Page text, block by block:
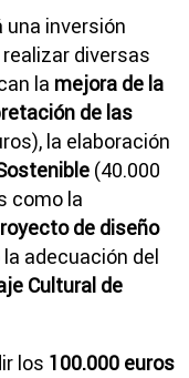
inversión
realizar diversas
la mejora de la
de las
la elaboración
(40.000
como la
de diseño
la adecuación del
Cultural de
los 100.000 euros